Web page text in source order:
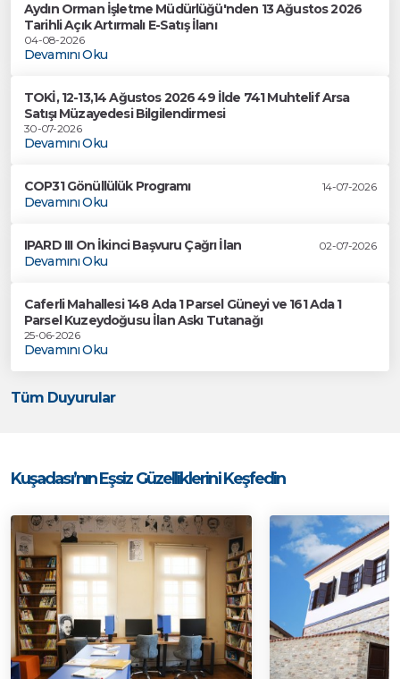
Aydın Orman İşletme Müdürlüğü'nden 13 Ağustos 2026
Tarihli Açık Artırmalı E-Satış İlanı
04-08-2026
Devamını Oku
TOKİ, 12-13,14 Ağustos 2026 49 İlde 741 Muhtelif Arsa
Satışı Müzayedesi Bilgilendirmesi
30-07-2026
Devamını Oku
COP31 Gönüllülük Programı 14-07-2026
Devamını Oku
IPARD III On İkinci Başvuru Çağrı İlan 02-07-2026
Devamını Oku
Caferli Mahallesi 148 Ada 1 Parsel Güneyi ve 161 Ada 1
Parsel Kuzeydoğusu İlan Askı Tutanağı
25-06-2026
Devamını Oku
Tüm Duyurular
Kuşadası’nın Eşsiz Güzelliklerini Keşfedin